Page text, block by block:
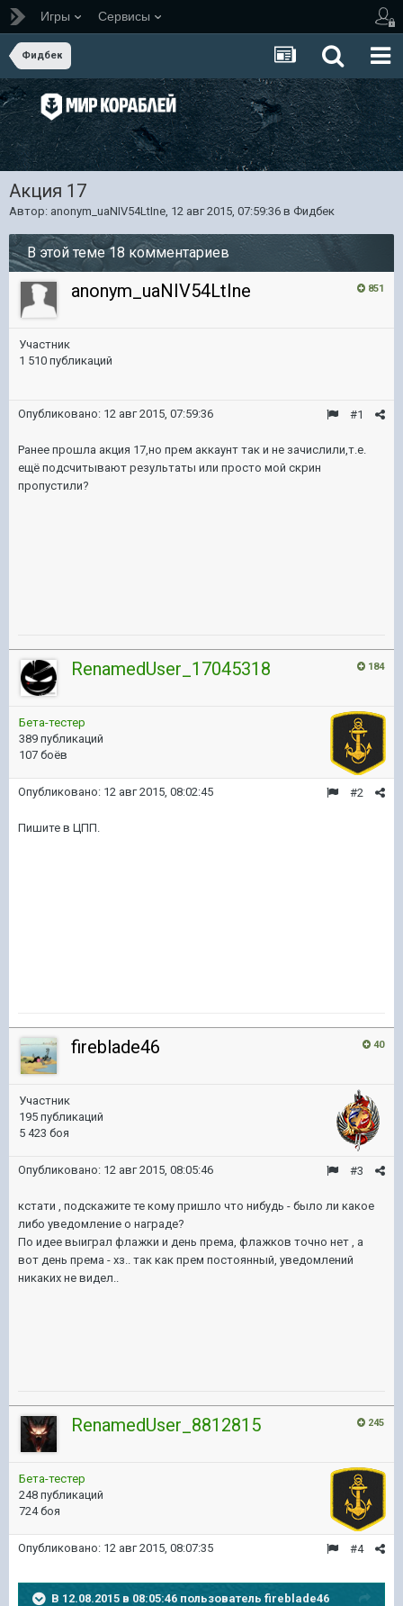
Игры Сервисы
Фидбек
Акция 17
Автор: anonym_uaNIV54LtIne, 12 авг 2015, 07:59:36 в Фидбек
В этой теме 18 комментариев
851
anonym_uaNIV54LtIne
Участник
1 510 публикаций
#1
Опубликовано: 12 авг 2015, 07:59:36
Ранее прошла акция 17,но прем аккаунт так и не зачислили,т.е.
ещё подсчитывают результаты или просто мой скрин
пропустили?
184
RenamedUser_17045318
Бета-тестер
389 публикаций
107 боёв
#2
Опубликовано: 12 авг 2015, 08:02:45
Пишите в ЦПП.
40
fireblade46
Участник
195 публикаций
5 423 боя
#3
Опубликовано: 12 авг 2015, 08:05:46
кстати , подскажите те кому пришло что нибудь - было ли какое
либо уведомление о награде?
По идее выиграл флажки и день према, флажков точно нет , а
вот день према - хз.. так как прем постоянный, уведомлений
никаких не видел..
245
RenamedUser_8812815
Бета-тестер
248 публикаций
724 боя
#4
Опубликовано: 12 авг 2015, 08:07:35
В 12.08.2015 в 08:05:46 пользователь fireblade46